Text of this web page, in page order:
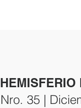
HEMISFERIO
Nro. 35 |